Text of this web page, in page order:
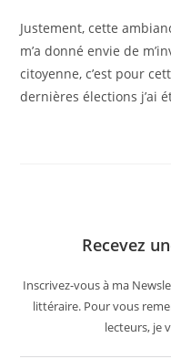
Justement, cette
m’a donné envie de
citoyenne, c’est pour
dernières élections j’ai
Recevez
Inscrivez-vous à ma
littéraire. Pour vous
lecteurs, je